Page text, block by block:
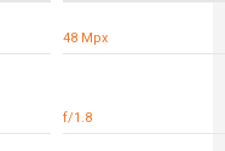
48 Mpx
f/1.8